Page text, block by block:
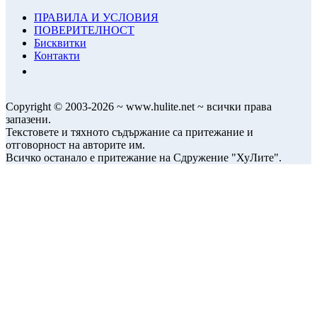
ПРАВИЛА И УСЛОВИЯ
ПОВЕРИТЕЛНОСТ
Бисквитки
Контакти
Copyright © 2003-2026 ~ www.hulite.net ~ всички права
запазени.
Текстовете и тяхното съдържание са притежание и
отговорност на авторите им.
Всичко останало е притежание на Сдружение "ХуЛите".